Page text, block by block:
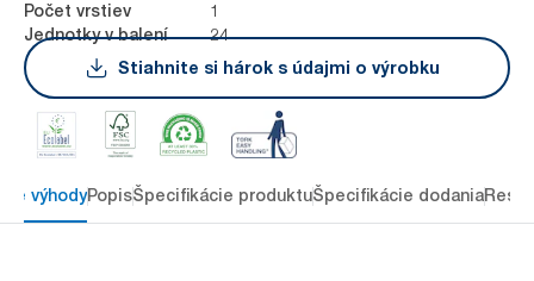
Počet vrstiev 1
Jednotky v balení
24
Stiahnite si hárok s údajmi o výrobku
výhodyPopisŠpecifikácie produktuŠpecifikácie dodania